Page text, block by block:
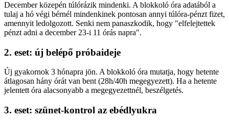
December közepén túlórázik mindenki. A blokkoló óra adatából a
tulaj a hó végi bérnél mindenkinek pontosan annyi túlóra-pénzt fizet,
amennyit ledolgozott. Senki nem panaszkodik, hogy "elfelejtettek
pénzt adni a december 23-i 11 órás napra".
2. eset: új belépő próbaideje
Új gyakornok 3 hónapra jön. A blokkoló óra mutatja, hogy hetente
átlagosan hány órát van bent (28h/40h megegyezett). Ha a hetente
jelentett óra alacsonyabb a megegyezettnél, beszélgetés.
3. eset: szünet-kontrol az ebédlyukra